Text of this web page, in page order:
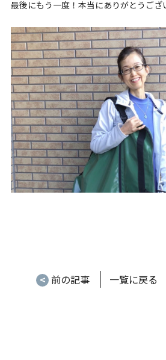
最後にもう一度！本当にありがとうござ
< 前の記事 一覧に戻る